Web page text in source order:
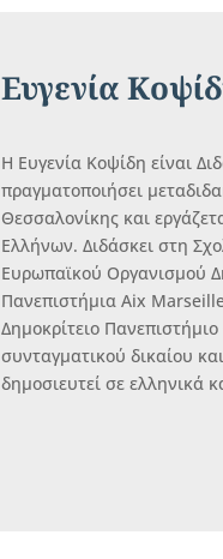
Ευγενία
Η Ευγενία Κοψίδη είναι
πραγματοποιήσει
Θεσσαλονίκης και
Ελλήνων. Διδάσκει στη
Ευρωπαϊκού Οργανισμού
Πανεπιστήμια Aix
Δημοκρίτειο
συνταγματικού δικαίου
δημοσιευτεί σε ελληνικά